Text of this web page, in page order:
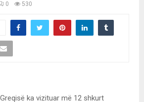
0 530
ka vizituar më 12 shkurt